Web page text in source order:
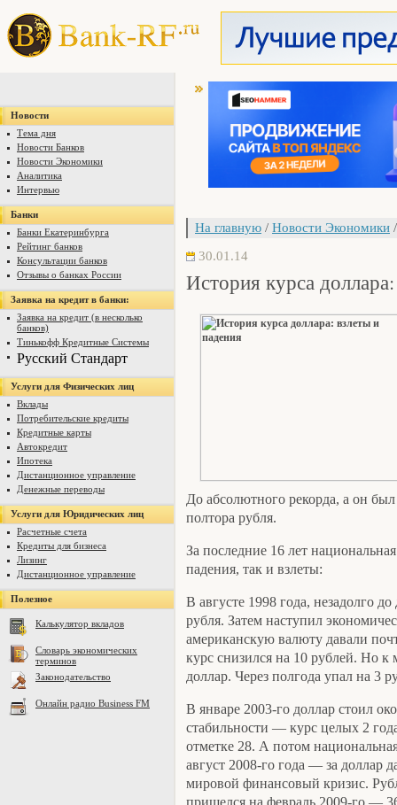
Новости
Тема дня
Новости Банков
Новости Экономики
Аналитика
Интервью
Банки
Банки Екатеринбурга
Рейтинг банков
Консультации банков
Отзывы о банках России
Заявка на кредит в банки:
Заявка на кредит (в несколько
банков)
Тинькофф Кредитные Системы
Русский Стандарт
Услуги для Физических лиц
Вклады
Потребительские кредиты
Кредитные карты
Автокредит
Ипотека
Дистанционное управление
Денежные переводы
Услуги для Юридических лиц
Расчетные счета
Кредиты для бизнеса
Лизинг
Дистанционное управление
Полезное
Калькулятор вкладов
Словарь экономических
терминов
Законодательство
Онлайн радио Business FM
На главную / Новости Экономики /
30.01.14
История курса
До абсолютного рекорда, а он был
полтора рубля.
За последние 16 лет
падения, так и взлеты:
В августе 1998 года, незадолго
рубля. Затем наступил
американскую валюту давали
курс снизился на 10 рублей. Но к
доллар. Через полгода упал на 3
В январе 2003-го доллар стоил
стабильности — курс целых 2
отметке 28. А потом
август 2008-го года — за доллар
мировой финансовый кризис.